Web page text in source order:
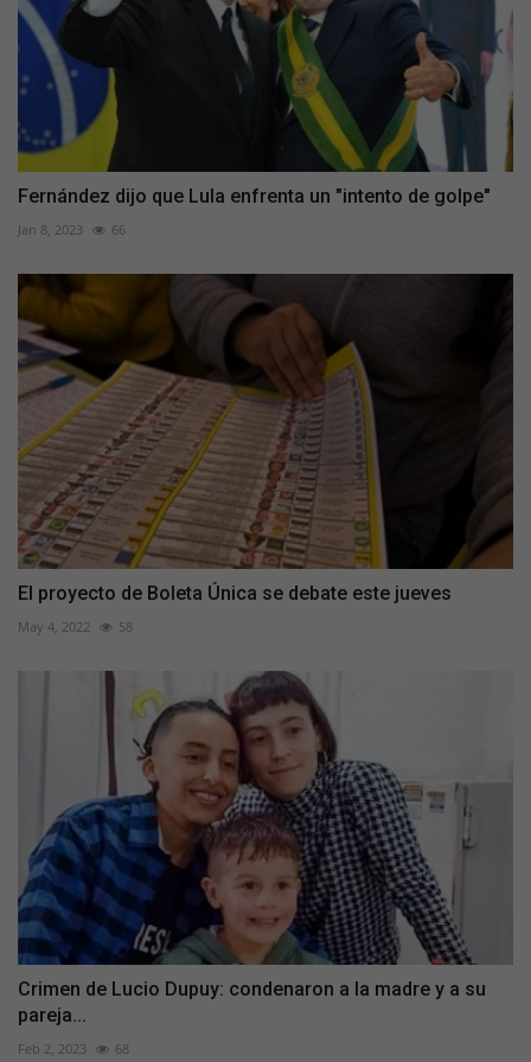
Fernández dijo que Lula enfrenta un "intento de golpe"
Jan 8, 2023 66
El proyecto de Boleta Única se debate este jueves
May 4, 2022 58
Crimen de Lucio Dupuy: condenaron a la madre y a su
pareja...
Feb 2, 2023 68